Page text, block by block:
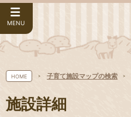
MENU
HOME 子育て施設マップの検索
施設詳細